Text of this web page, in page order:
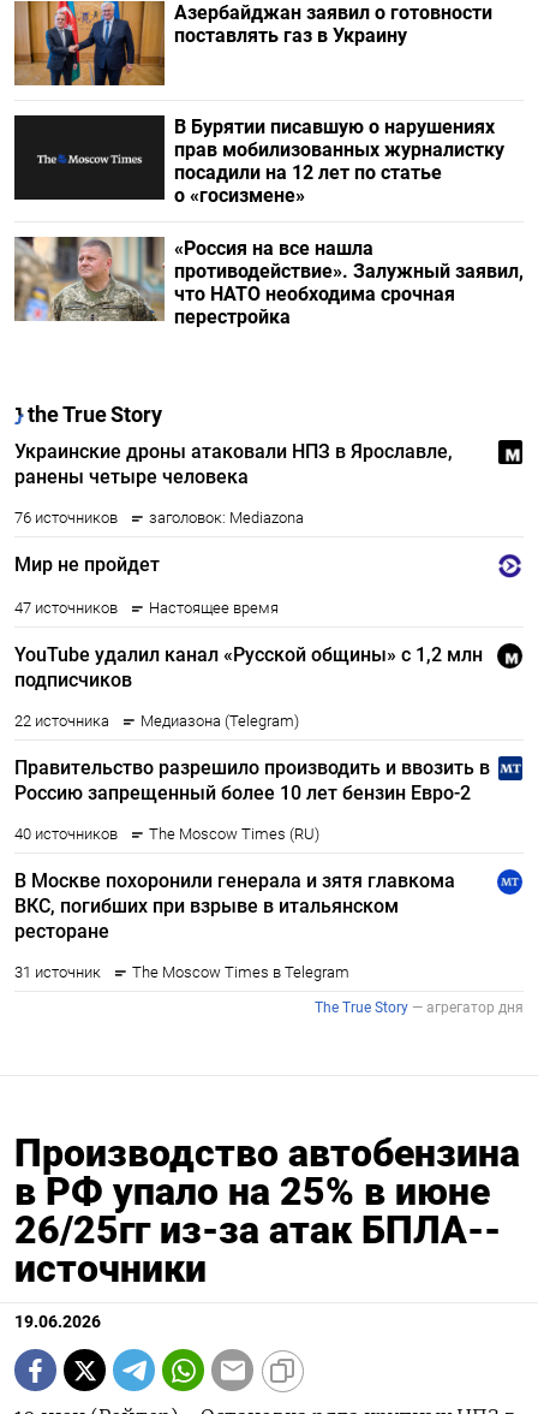
Азербайджан заявил о готовности
поставлять газ в Украину
В Бурятии писавшую о нарушениях
прав мобилизованных журналистку
посадили на 12 лет по статье
о «госизмене»
«Россия на все нашла
противодействие». Залужный заявил,
что НАТО необходима срочная
перестройка
Производство автобензина
в РФ упало на 25% в июне
26/25гг из-за атак БПЛА--
источники
19.06.2026